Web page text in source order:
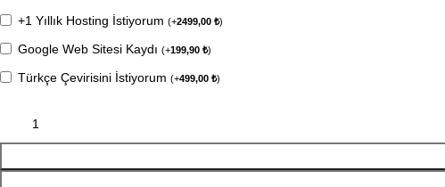
+1 Yıllık Hosting İstiyorum(+2499,00₺)
Google Web Sitesi Kaydı(+199,90₺)
Türkçe Çevirisini İstiyorum(+499,00₺)